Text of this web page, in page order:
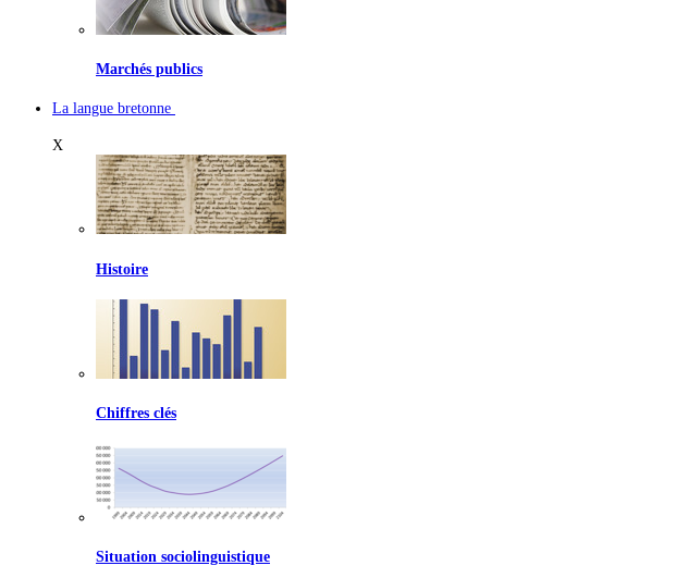
Marchés publics
La langue bretonne
X
Histoire
Chiffres clés
Situation sociolinguistique